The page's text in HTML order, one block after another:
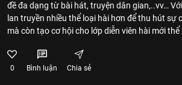
đề đa dạng từ bài hát, truyện dân gian,..vv…
lan truyền nhiều thể loại hài hơn để thu hút sự
mà còn tạo cơ hội cho lớp diễn viên hài mới
0 Bình luận Chia sẻ